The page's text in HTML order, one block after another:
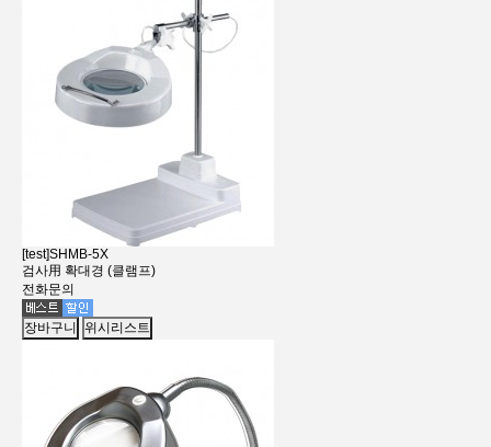
[test]SHMB-5X
검사用 확대경 (클램프)
전화문의
장바구니 위시리스트